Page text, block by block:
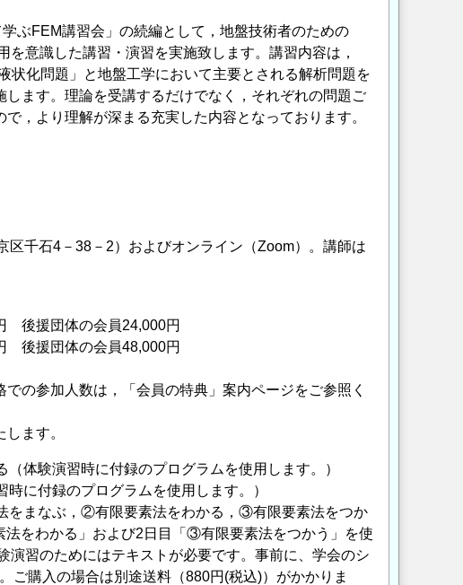
ぶFEM講習会」の続編として，地盤技術者のための
意識した講習・演習を実施致します。講習内容は，
状化問題」と地盤工学において主要とされる解析問題を
ます。理論を受講するだけでなく，それぞれの問題ご
，より理解が深まる充実した内容となっております。
千石4－38－2）およびオンライン（Zoom）。講師は
後援団体の会員24,000円
後援団体の会員48,000円
の参加人数は，「会員の特典」案内ページをご参照く
ます。
体験演習時に付録のプログラムを使用します。）
に付録のプログラムを使用します。）
ぶ，②有限要素法をわかる，③有限要素法をつか
をわかる」および2日目「③有限要素法をつかう」を使
演習のためにはテキストが必要です。事前に、学会のシ
ご購入の場合は別途送料（880円(税込)）がかかりま